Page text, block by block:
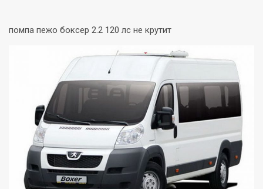
помпа пежо боксер 2.2 120 лс не крутит